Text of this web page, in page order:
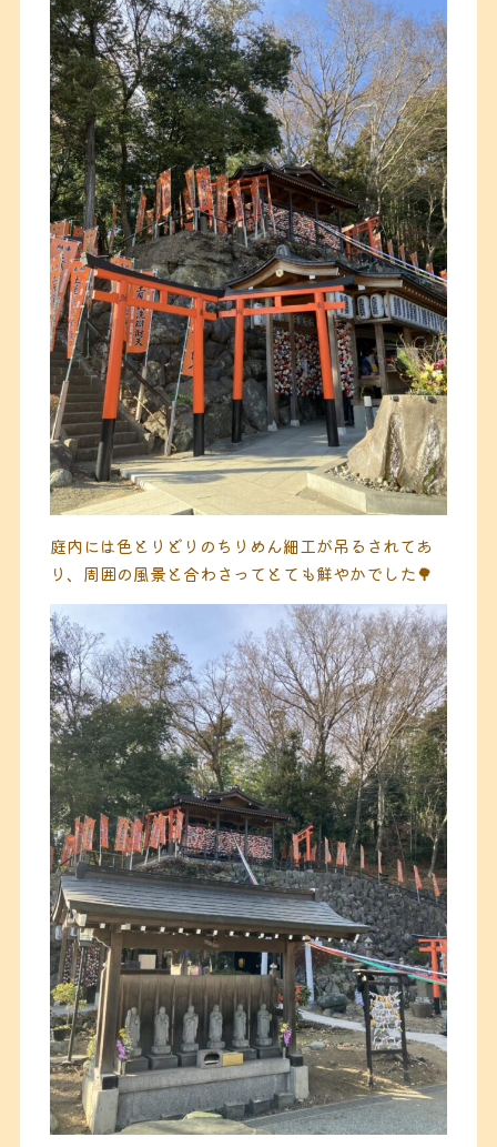
庭内には色とりどりのちりめん細工が吊るされてあ
り、周囲の風景と合わさってとても鮮やかでした🌳